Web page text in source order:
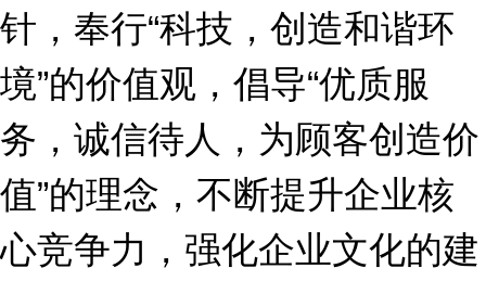
针，奉行“科技，创造和谐环
境”的价值观，倡导“优质服
务，诚信待人，为顾客创造价
值”的理念，不断提升企业核
心竞争力，强化企业文化的建